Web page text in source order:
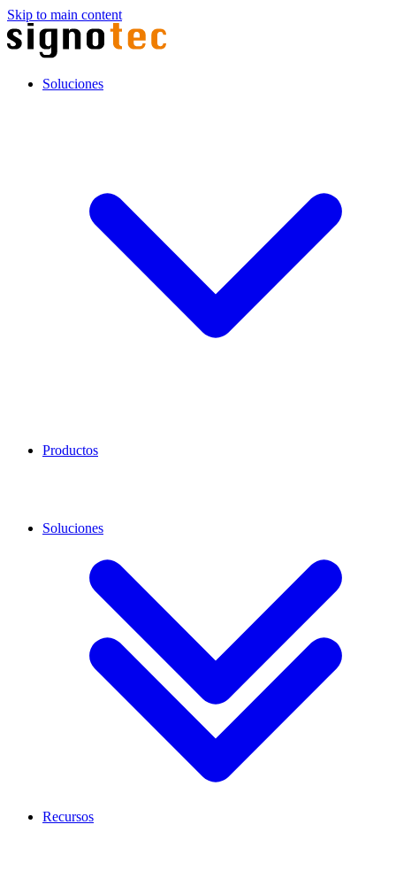
Skip to main content
Soluciones
Productos
Recursos
Soluciones